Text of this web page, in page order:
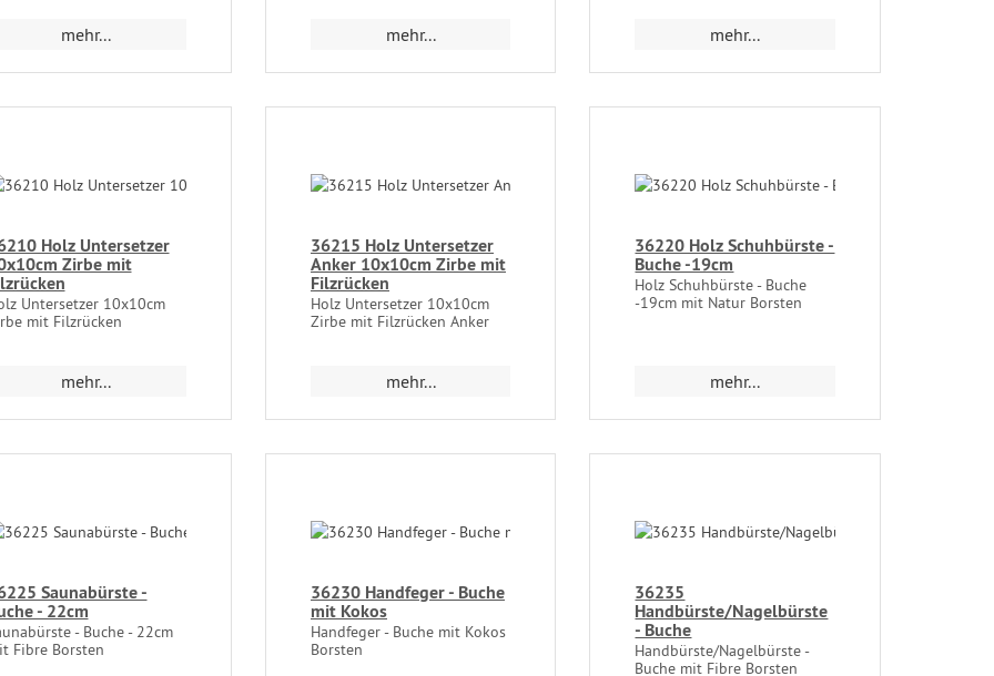
mehr... mehr... mehr...
Holz Untersetzer
Zirbe mit
Untersetzer 10x10cm
mit Filzrücken
mehr...
36215 Holz Untersetzer
Anker 10x10cm Zirbe mit
Filzrücken
Holz Untersetzer 10x10cm
Zirbe mit Filzrücken Anker
mehr...
36220 Holz Schuhbürste -
Buche -19cm
Holz Schuhbürste - Buche
-19cm mit Natur Borsten
mehr...
Saunabürste -
- 22cm
- Buche - 22cm
Fibre Borsten
36230 Handfeger - Buche
mit Kokos
Handfeger - Buche mit Kokos
Borsten
36235
Handbürste/Nagelbürste
- Buche
Handbürste/Nagelbürste -
Buche mit Fibre Borsten